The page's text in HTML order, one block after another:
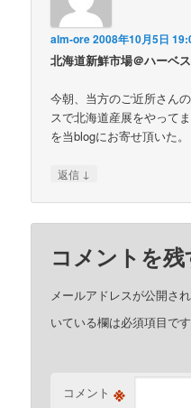
alm-ore2008年10月5日
北海道新鮮市場＠ハーベ
今朝、当方のご近所さん
スで北海道産展をやって
を当blogにお寄せ頂いた
返信 ↓
コメントを残
メールアドレスが公開さ
いている欄は必須項目です
コメント ※